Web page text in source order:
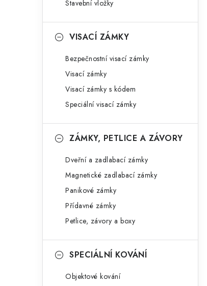
Stavební vložky
VISACÍ ZÁMKY
Bezpečnostní visací zámky
Visací zámky
Visací zámky s kódem
Speciální visací zámky
ZÁMKY, PETLICE A ZÁVORY
Dveřní a zadlabací zámky
Magnetické zadlabací zámky
Panikové zámky
Přídavné zámky
Petlice, závory a boxy
SPECIÁLNÍ KOVÁNÍ
Objektové kování